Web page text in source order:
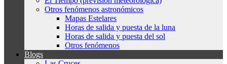
Otros fenómenos astronómicos
Mapas Estelares
Horas de salida y puesta de la luna
Horas de salida y puesta del sol
Otros fenómenos
Blogs